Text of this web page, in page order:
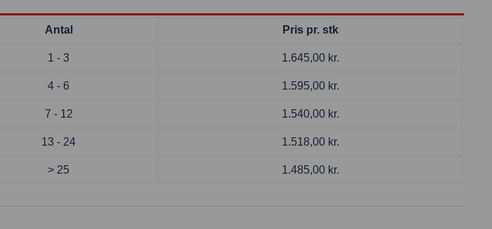
Antal Pris pr. stk
1 - 3 1.645,00 kr.
4 - 6 1.595,00 kr.
7 - 12 1.540,00 kr.
13 - 24 1.518,00 kr.
> 25 1.485,00 kr.